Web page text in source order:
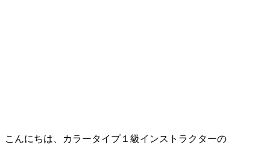
こんにちは、カラータイプ１級インストラクターの